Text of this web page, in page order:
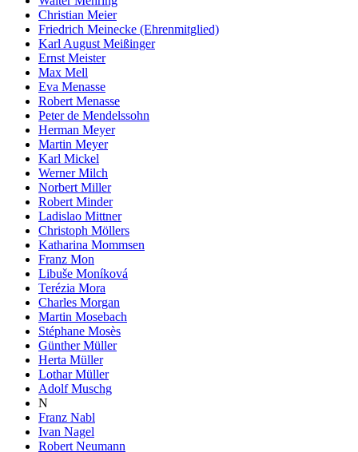
Christian Meier
Friedrich Meinecke (Ehrenmitglied)
Karl August Meißinger
Ernst Meister
Max Mell
Eva Menasse
Robert Menasse
Peter de Mendelssohn
Herman Meyer
Martin Meyer
Karl Mickel
Werner Milch
Norbert Miller
Robert Minder
Ladislao Mittner
Christoph Möllers
Katharina Mommsen
Franz Mon
Libuše Moníková
Terézia Mora
Charles Morgan
Martin Mosebach
Stéphane Mosès
Günther Müller
Herta Müller
Lothar Müller
Adolf Muschg
N
Franz Nabl
Ivan Nagel
Robert Neumann